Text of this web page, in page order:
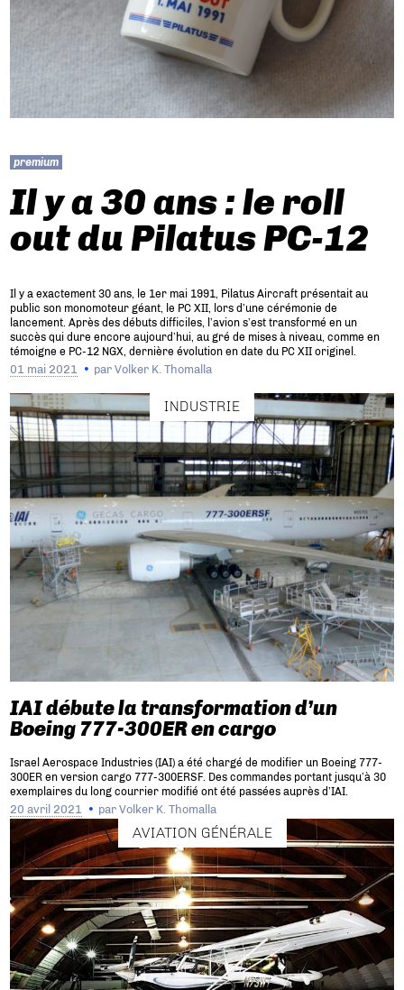
premium
Il y a 30 ans : le roll
out du Pilatus PC-12
Il y a exactement 30 ans, le 1er mai 1991, Pilatus Aircraft présentait au
public son monomoteur géant, le PC XII, lors d’une cérémonie de
lancement. Après des débuts difficiles, l’avion s’est transformé en un
succès qui dure encore aujourd’hui, au gré de mises à niveau, comme en
témoigne e PC-12 NGX, dernière évolution en date du PC XII originel.
01 mai 2021 parVolker K. Thomalla
INDUSTRIE
IAI débute la transformation d’un
Boeing 777-300ER en cargo
Israel Aerospace Industries (IAI) a été chargé de modifier un Boeing 777-
300ER en version cargo 777-300ERSF. Des commandes portant jusqu’à 30
exemplaires du long courrier modifié ont été passées auprès d’IAI.
20 avril 2021 parVolker K. Thomalla
AVIATION GÉNÉRALE